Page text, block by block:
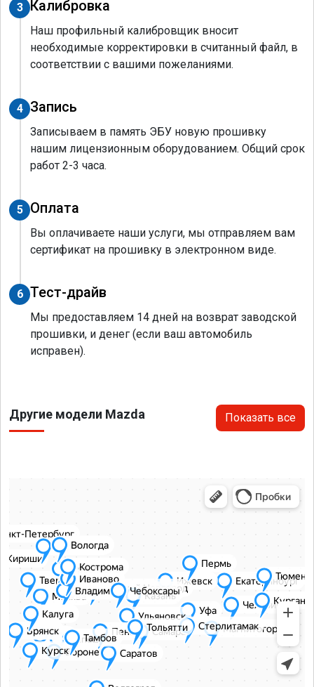
3 Калибровка
Наш профильный калибровщик вносит
необходимые корректировки в считанный файл, в
соответствии с вашими пожеланиями.
4 Запись
Записываем в память ЭБУ новую прошивку
нашим лицензионным оборудованием. Общий срок
работ 2-3 часа.
5 Оплата
Вы оплачиваете наши услуги, мы отправляем вам
сертификат на прошивку в электронном виде.
6 Тест-драйв
Мы предоставляем 14 дней на возврат заводской
прошивки, и денег (если ваш автомобиль
исправен).
Другие модели Mazda Показать все